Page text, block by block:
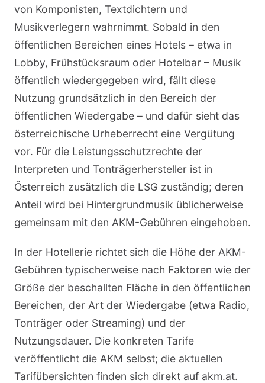
von Komponisten, Textdichtern und
Musikverlegern wahrnimmt. Sobald in den
öffentlichen Bereichen eines Hotels – etwa in
Lobby, Frühstücksraum oder Hotelbar – Musik
öffentlich wiedergegeben wird, fällt diese
Nutzung grundsätzlich in den Bereich der
öffentlichen Wiedergabe – und dafür sieht das
österreichische Urheberrecht eine Vergütung
vor. Für die Leistungsschutzrechte der
Interpreten und Tonträgerhersteller ist in
Österreich zusätzlich die LSG zuständig; deren
Anteil wird bei Hintergrundmusik üblicherweise
gemeinsam mit den AKM-Gebühren eingehoben.
In der Hotellerie richtet sich die Höhe der AKM-
Gebühren typischerweise nach Faktoren wie der
Größe der beschallten Fläche in den öffentlichen
Bereichen, der Art der Wiedergabe (etwa Radio,
Tonträger oder Streaming) und der
Nutzungsdauer. Die konkreten Tarife
veröffentlicht die AKM selbst; die aktuellen
Tarifübersichten finden sich direkt auf akm.at.